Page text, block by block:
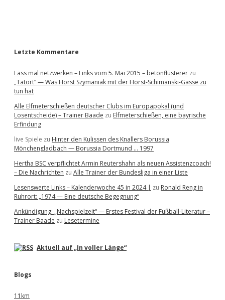
Letzte Kommentare
Lass mal netzwerken – Links vom 5. Mai 2015 – betonflüsterer zu
„Tatort“ — Was Horst Szymaniak mit der Horst-Schimanski-Gasse zu
tun hat
Alle Elfmeterschießen deutscher Clubs im Europapokal (und
Losentscheide) – Trainer Baade zu Elfmeterschießen, eine bayrische
Erfindung
live Spiele zu Hinter den Kulissen des Knallers Borussia
Mönchengladbach — Borussia Dortmund … 1997
Hertha BSC verpflichtet Armin Reutershahn als neuen Assistenzcoach!
– Die Nachrichten zu Alle Trainer der Bundesliga in einer Liste
Lesenswerte Links – Kalenderwoche 45 in 2024 | zu Ronald Reng in
Ruhrort: „1974 — Eine deutsche Begegnung“
Ankündigung: „Nachspielzeit“ — Erstes Festival der Fußball-Literatur –
Trainer Baade zu Lesetermine
Aktuell auf „In voller Länge“
Blogs
11km